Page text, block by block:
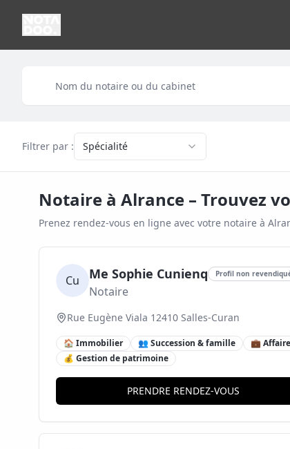
Filtrer par : Spécialité
Notaire à Alrance – Trouvez
Prenez rendez-vous en ligne avec votre notaire à
Cu Me Sophie Cunienq Profil non
Notaire
Rue Eugène Viala 12410 Salles-Curan
🏠 Immobilier 👥 Succession & famille
💼
💰 Gestion de patrimoine
PRENDRE RENDEZ-VOUS